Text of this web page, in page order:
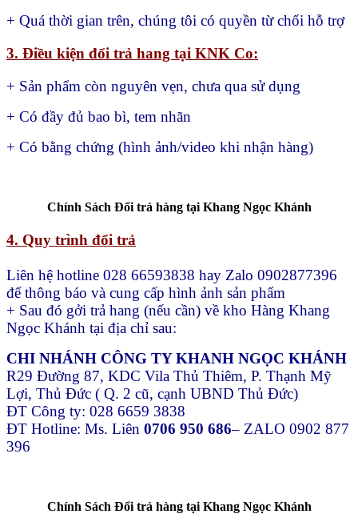
+ Quá thời gian trên, chúng tôi có quyền từ chối hỗ trợ
3. Điều kiện đổi trả hang tại KNK Co:
+ Sản phẩm còn nguyên vẹn, chưa qua sử dụng
+ Có đầy đủ bao bì, tem nhãn
+ Có bằng chứng (hình ảnh/video khi nhận hàng)
Chính Sách Đổi trả hàng tại Khang Ngọc Khánh
4. Quy trình đổi trả
Liên hệ hotline 028 66593838 hay Zalo 0902877396
để thông báo và cung cấp hình ảnh sản phẩm
+ Sau đó gởi trả hang (nếu cần) về kho Hàng Khang
Ngọc Khánh tại địa chỉ sau:
CHI NHÁNH CÔNG TY KHANH NGỌC KHÁNH
R29 Đường 87, KDC Vila Thủ Thiêm, P. Thạnh Mỹ
Lợi, Thủ Đức ( Q. 2 cũ, cạnh UBND Thủ Đức)
ĐT Công ty: 028 6659 3838
ĐT Hotline: Ms. Liên 0706 950 686– ZALO 0902 877
396
Chính Sách Đổi trả hàng tại Khang Ngọc Khánh